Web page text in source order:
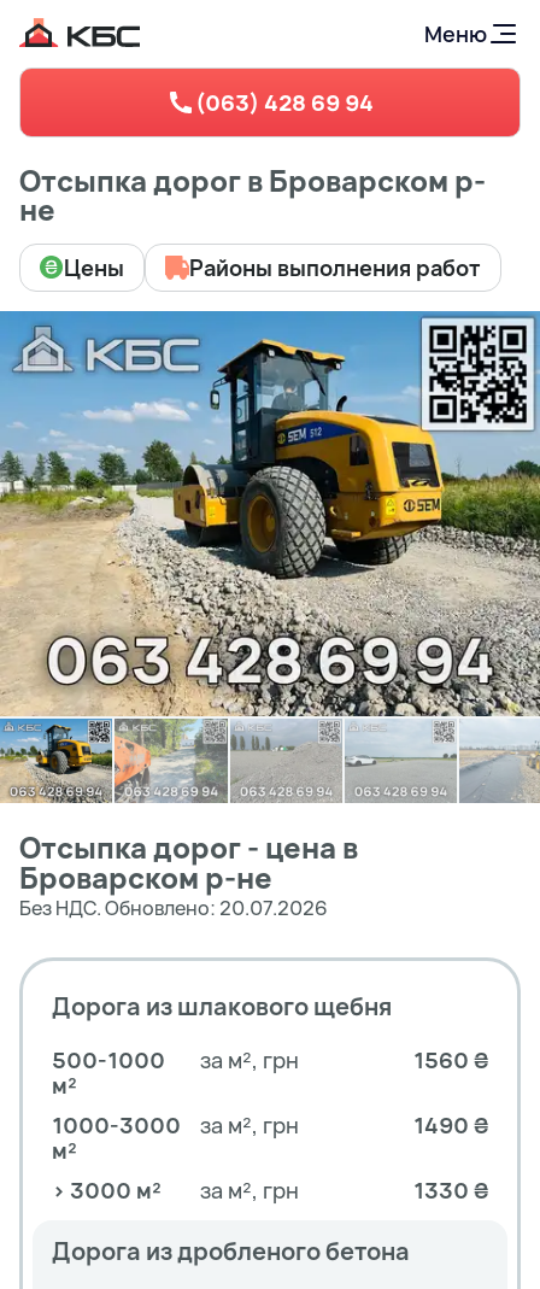
Меню
(063) 428 69 94
Отсыпка дорог в Броварском р-
не
Цены Районы выполнения работ
Отсыпка дорог - цена в
Броварском р-не
Без НДС. Обновлено: 20.07.2026
Дорога из шлакового щебня
500-1000
м²
за м², грн 1560 ₴
1000-3000
м²
за м², грн 1490 ₴
> 3000 м² за м², грн 1330 ₴
Дорога из дробленого бетона